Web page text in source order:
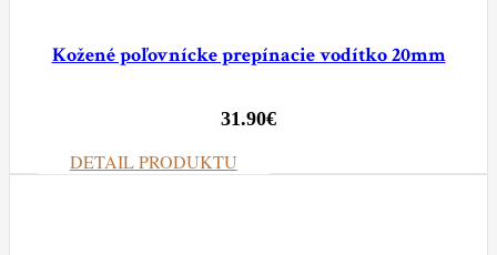
Kožené poľovnícke prepínacie vodítko 20mm
31.90€
DETAIL PRODUKTU